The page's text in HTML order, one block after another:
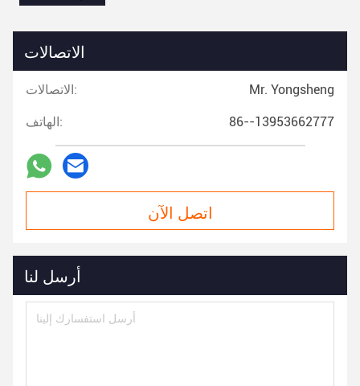
الاتصالات
الاتصالات: Mr. Yongsheng
الهاتف: 86--13953662777
اتصل الآن
أرسل لنا